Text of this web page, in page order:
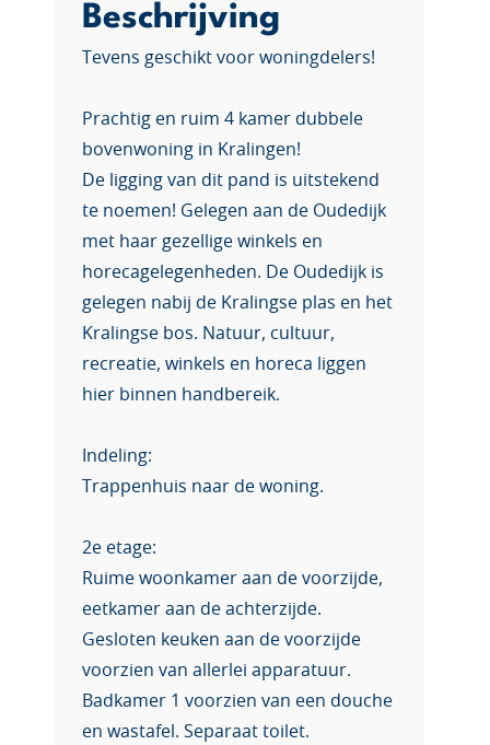
Beschrijving
Tevens geschikt voor woningdelers!
Prachtig en ruim 4 kamer dubbele
bovenwoning in Kralingen!
De ligging van dit pand is uitstekend
te noemen! Gelegen aan de Oudedijk
met haar gezellige winkels en
horecagelegenheden. De Oudedijk is
gelegen nabij de Kralingse plas en het
Kralingse bos. Natuur, cultuur,
recreatie, winkels en horeca liggen
hier binnen handbereik.
Indeling:
Trappenhuis naar de woning.
2e etage:
Ruime woonkamer aan de voorzijde,
eetkamer aan de achterzijde.
Gesloten keuken aan de voorzijde
voorzien van allerlei apparatuur.
Badkamer 1 voorzien van een douche
en wastafel. Separaat toilet.